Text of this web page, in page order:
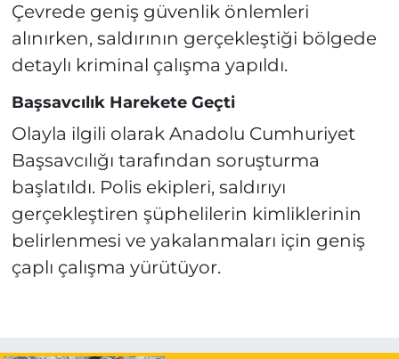
Çevrede geniş güvenlik önlemleri
alınırken, saldırının gerçekleştiği bölgede
detaylı kriminal çalışma yapıldı.
Başsavcılık Harekete Geçti
Olayla ilgili olarak Anadolu Cumhuriyet
Başsavcılığı tarafından soruşturma
başlatıldı. Polis ekipleri, saldırıyı
gerçekleştiren şüphelilerin kimliklerinin
belirlenmesi ve yakalanmaları için geniş
çaplı çalışma yürütüyor.